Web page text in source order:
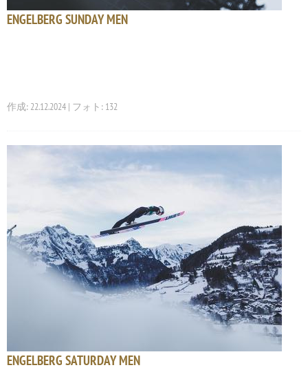
ENGELBERG SUNDAY MEN
作成: 22.12.2024 | フォト: 132
ENGELBERG SATURDAY MEN